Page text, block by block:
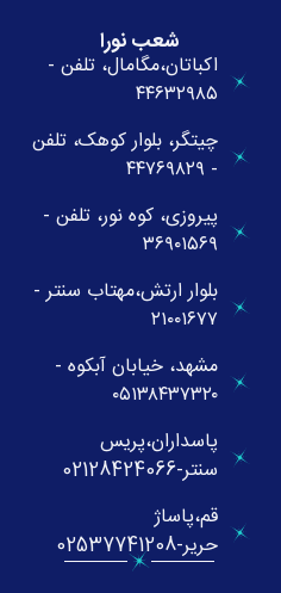
شعب نورا
اکباتان،مگامال، تلفن -
۴۴۶۳۲۹۸۵
چیتگر، بلوار کوهک، تلفن
- ۴۴۷۶۹۸۲۹
پیروزی، کوه نور، تلفن -
۳۶۹۰۱۵۶۹
بلوار ارتش،مهتاب سنتر -
۲۱۰۰۱۶۷۷
مشهد، خیابان آبکوه -
۰۵۱۳۸۴۳۷۳۲۰
پاسداران،پریس
سنتر-02128424066
قم،پاساژ
حریر-02537741208